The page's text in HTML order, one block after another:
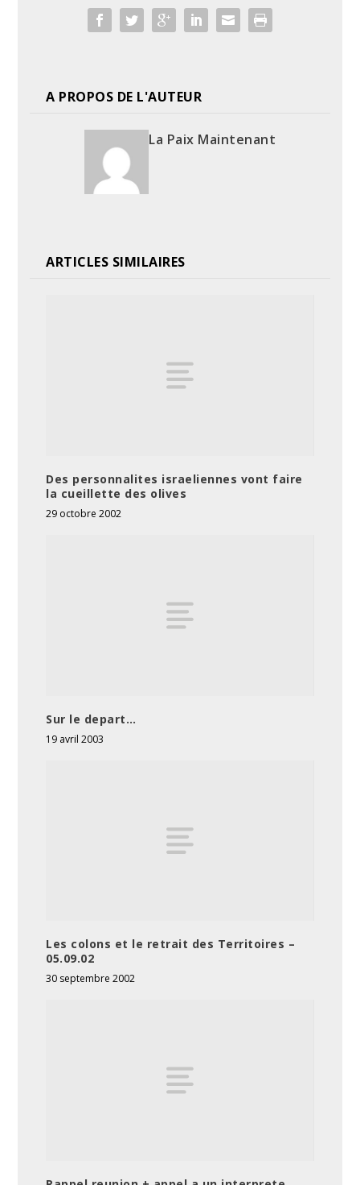
A PROPOS DE L'AUTEUR
La Paix Maintenant
ARTICLES SIMILAIRES
Des personnalites israeliennes vont faire
la cueillette des olives
29 octobre 2002
Sur le depart…
19 avril 2003
Les colons et le retrait des Territoires –
05.09.02
30 septembre 2002